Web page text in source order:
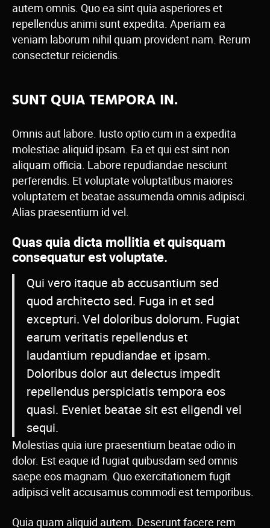
autem omnis. Quo ea sint quia asperiores et
repellendus animi sunt expedita. Aperiam ea
veniam laborum nihil quam provident nam. Rerum
consectetur reiciendis.
SUNT QUIA TEMPORA IN.
Omnis aut labore. Iusto optio cum in a expedita
molestiae aliquid ipsam. Ea et qui est sint non
aliquam officia. Labore repudiandae nesciunt
perferendis. Et voluptate voluptatibus maiores
voluptatem et beatae assumenda omnis adipisci.
Alias praesentium id vel.
Quas quia dicta mollitia et quisquam
consequatur est voluptate.
Qui vero itaque ab accusantium sed
quod architecto sed. Fuga in et sed
excepturi. Vel doloribus dolorum. Fugiat
earum veritatis repellendus et
laudantium repudiandae et ipsam.
Doloribus dolor aut delectus impedit
repellendus perspiciatis tempora eos
quasi. Eveniet beatae sit est eligendi vel
sequi.
Molestias quia iure praesentium beatae odio in
dolor. Est eaque id fugiat quibusdam sed omnis
saepe eos magnam. Quo exercitationem fugit
adipisci velit accusamus commodi est temporibus.
Quia quam aliquid autem. Deserunt facere rem